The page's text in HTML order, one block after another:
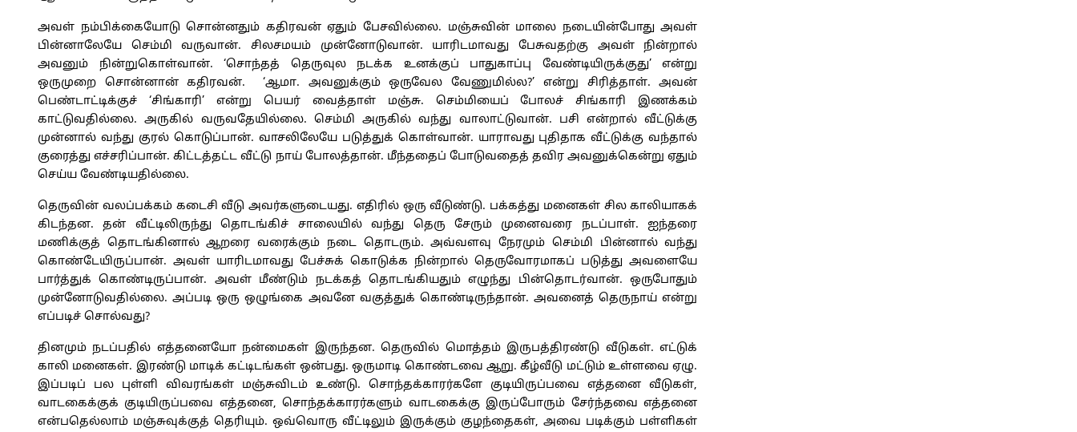
அவள் நம்பிக்கையோடு சொன்னதும் கதிரவன் ஏதும் பேசவில்லை. மஞ்சுவின் மாலை நடையின்போது அவள்
பின்னாலேயே செம்மி வருவான். சிலசமயம் முன்னோடுவான். யாரிடமாவது பேசுவதற்கு அவள் நின்றால்
அவனும் நின்றுகொள்வான். ‘சொந்தத் தெருவுல நடக்க உனக்குப் பாதுகாப்பு வேண்டியிருக்குது’ என்று
ஒருமுறை சொன்னான் கதிரவன். ‘ஆமா. அவனுக்கும் ஒருவேல வேணுமில்ல?’ என்று சிரித்தாள். அவன்
பெண்டாட்டிக்குச் ‘சிங்காரி’ என்று பெயர் வைத்தாள் மஞ்சு. செம்மியைப் போலச் சிங்காரி இணக்கம்
காட்டுவதில்லை. அருகில் வருவதேயில்லை. செம்மி அருகில் வந்து வாலாட்டுவான். பசி என்றால் வீட்டுக்கு
முன்னால் வந்து குரல் கொடுப்பான். வாசலிலேயே படுத்துக் கொள்வான். யாராவது புதிதாக வீட்டுக்கு வந்தால்
குரைத்து எச்சரிப்பான். கிட்டத்தட்ட வீட்டு நாய் போலத்தான். மீந்ததைப் போடுவதைத் தவிர அவனுக்கென்று ஏதும்
செய்ய வேண்டியதில்லை.
தெருவின் வலப்பக்கம் கடைசி வீடு அவர்களுடையது. எதிரில் ஒரு வீடுண்டு. பக்கத்து மனைகள் சில காலியாகக்
கிடந்தன. தன் வீட்டிலிருந்து தொடங்கிச் சாலையில் வந்து தெரு சேரும் முனைவரை நடப்பாள். ஐந்தரை
மணிக்குத் தொடங்கினால் ஆறரை வரைக்கும் நடை தொடரும். அவ்வளவு நேரமும் செம்மி பின்னால் வந்து
கொண்டேயிருப்பான். அவள் யாரிடமாவது பேச்சுக் கொடுக்க நின்றால் தெருவோரமாகப் படுத்து அவளையே
பார்த்துக் கொண்டிருப்பான். அவள் மீண்டும் நடக்கத் தொடங்கியதும் எழுந்து பின்தொடர்வான். ஒருபோதும்
முன்னோடுவதில்லை. அப்படி ஒரு ஒழுங்கை அவனே வகுத்துக் கொண்டிருந்தான். அவனைத் தெருநாய் என்று
எப்படிச் சொல்வது?
தினமும் நடப்பதில் எத்தனையோ நன்மைகள் இருந்தன. தெருவில் மொத்தம் இருபத்திரண்டு வீடுகள். எட்டுக்
காலி மனைகள். இரண்டு மாடிக் கட்டிடங்கள் ஒன்பது. ஒருமாடி கொண்டவை ஆறு. கீழ்வீடு மட்டும் உள்ளவை ஏழு.
இப்படிப் பல புள்ளி விவரங்கள் மஞ்சுவிடம் உண்டு. சொந்தக்காரர்களே குடியிருப்பவை எத்தனை வீடுகள்,
வாடகைக்குக் குடியிருப்பவை எத்தனை, சொந்தக்காரர்களும் வாடகைக்கு இருப்போரும் சேர்ந்தவை எத்தனை
என்பதெல்லாம் மஞ்சுவுக்குத் தெரியும். ஒவ்வொரு வீட்டிலும் இருக்கும் குழந்தைகள், அவை படிக்கும் பள்ளிகள்